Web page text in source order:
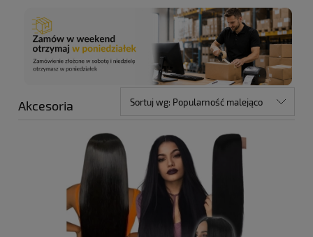
Akcesoria Sortuj wg: Popularność malejąco